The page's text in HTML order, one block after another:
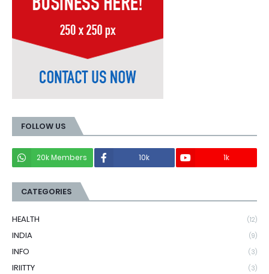
FOLLOW US
20k Members 10k 1k
CATEGORIES
HEALTH (12)
INDIA (9)
INFO (3)
IRIITTY (3)